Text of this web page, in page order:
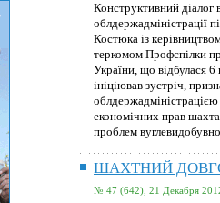
Конструктивний діалог
облдержадміністрації
Костюка із
теркомом Профспілки
України, що відбулася 6
ініціював зустріч,
економічних прав
проблем
ШАХТНИЙ
№ 47 (642), 21 Декабря